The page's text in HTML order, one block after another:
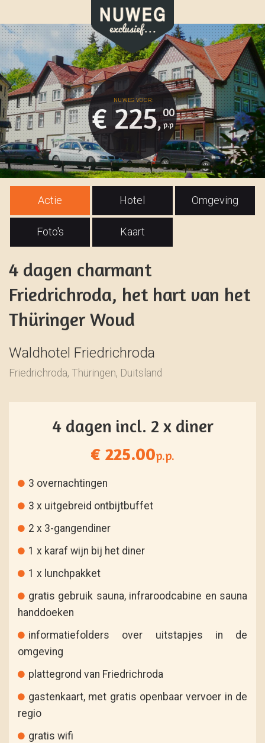
€ 225,
00
Actie Hotel Omgeving
Foto's Kaart
4 dagen charmant
Friedrichroda, het hart van het
Thüringer Woud
Waldhotel Friedrichroda
Friedrichroda, Thüringen, Duitsland
4 dagen incl. 2 x diner
€ 225.00p.p.
3 overnachtingen
3 x uitgebreid ontbijtbuffet
2 x 3-gangendiner
1 x karaf wijn bij het diner
1 x lunchpakket
gratis gebruik sauna, infraroodcabine en sauna
handdoeken
informatiefolders over uitstapjes in de
omgeving
plattegrond van Friedrichroda
gastenkaart, met gratis openbaar vervoer in de
regio
gratis wifi